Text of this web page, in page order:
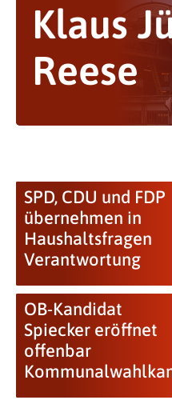
Klaus
Reese
SPD, CDU und FDP
übernehmen in
Haushaltsfragen
Verantwortung
OB-Kandidat
Spiecker eröffnet
offenbar